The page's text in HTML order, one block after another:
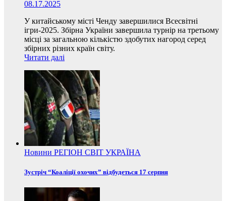
08.17.2025
У китайському місті Ченду завершилися Всесвітні
ігри-2025. Збірна України завершила турнір на третьому
місці за загальною кількістю здобутих нагород серед
збірних різних країн світу.
Читати далі
Новини РЕГІОН СВІТ УКРАЇНА
Зустріч “Коаліції охочих” відбудеться 17 серпня